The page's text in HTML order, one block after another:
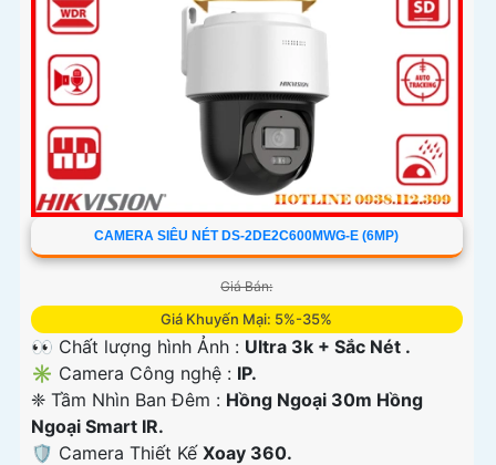
CAMERA SIÊU NÉT DS-2DE2C600MWG-E (6MP)
Giá Bán:
Giá Khuyến Mại: 5%-35%
👀 Chất lượng hình Ảnh : Ultra 3k + Sắc Nét .
✳️ Camera Công nghệ : IP.
❈ Tầm Nhìn Ban Đêm : Hồng Ngoại 30m Hồng
Ngoại Smart IR.
🛡 Camera Thiết Kế Xoay 360.